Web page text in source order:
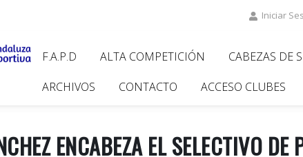
Iniciar
Main
navigation
F.A.P.D ALTA COMPETICIÓN CABEZAS DE
ARCHIVOS
CONTACTO ACCESO CLUBES
ENCABEZA EL SELECTIVO DE